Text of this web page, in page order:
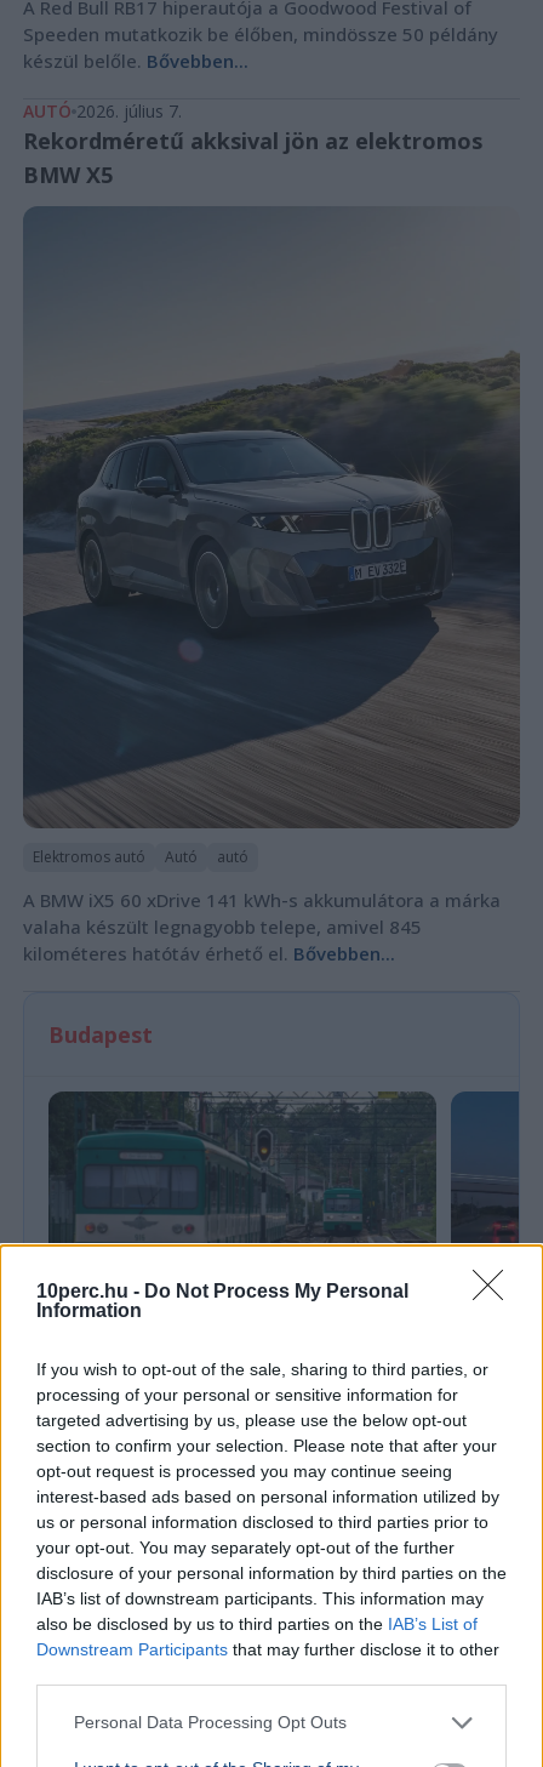
10perc.hu - Do Not Process My Personal
Information
If you wish to opt-out of the sale, sharing to third parties, or
processing of your personal or sensitive information for
targeted advertising by us, please use the below opt-out
section to confirm your selection. Please note that after your
opt-out request is processed you may continue seeing
interest-based ads based on personal information utilized by
us or personal information disclosed to third parties prior to
your opt-out. You may separately opt-out of the further
disclosure of your personal information by third parties on the
IAB’s list of downstream participants. This information may
also be disclosed by us to third parties on the IAB’s List of
Downstream Participants that may further disclose it to other
Personal Data Processing Opt Outs
A Red Bull RB17 hiperautója a Goodwood Festival of
Speeden mutatkozik be élőben, mindössze 50 példány
készül belőle. Bővebben...
AUTÓ 2026. július 7.
Rekordméretű akksival jön az elektromos
BMW X5
Elektromos autó Autó autó
A BMW iX5 60 xDrive 141 kWh-s akkumulátora a márka
valaha készült legnagyobb telepe, amivel 845
kilométeres hatótáv érhető el. Bővebben...
Budapest
Ötven év után végre lecserélik a HÉV
elavult kocsijait
Vitézy Dávid miniszter bejelentette: 42 új, 120
méteres motorvonat áll forgalomba 2030-tól a
H5-ös, H6-os és H7-es HÉV-vonalakon.
várt
Budapest
szigetre
AUTÓ 2026. július 4.
Fékpedál nélkül is gyárthatnak autót
Amerikában